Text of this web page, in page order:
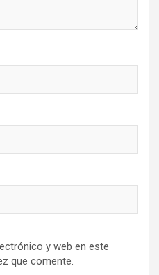
y web en este
que comente.